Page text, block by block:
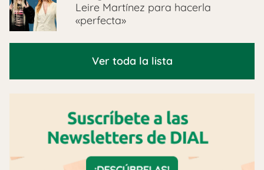
Leire Martínez para hacerla
«perfecta»
Ver toda la lista